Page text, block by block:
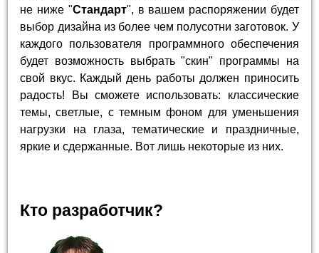
не ниже "Стандарт", в вашем распоряжении будет
выбор дизайна из более чем полусотни заготовок. У
каждого пользователя программного обеспечения
будет возможность выбрать "скин" программы на
свой вкус. Каждый день работы должен приносить
радость! Вы сможете использовать: классические
темы, светлые, с темным фоном для уменьшения
нагрузки на глаза, тематические и праздничные,
яркие и сдержанные. Вот лишь некоторые из них.
Кто разработчик?